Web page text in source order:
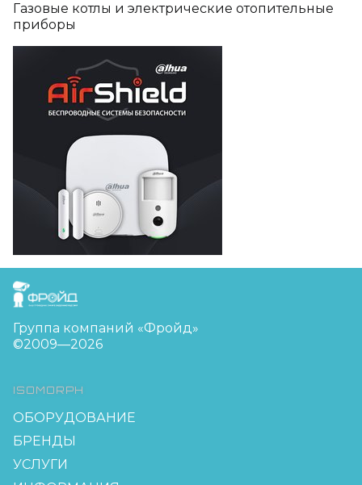
Газовые котлы и электрические отопительные
приборы
FreudGroup
Группа компаний «Фройд»
©2009—2026
ISOMORPH
ОБОРУДОВАНИЕ
БРЕНДЫ
УСЛУГИ